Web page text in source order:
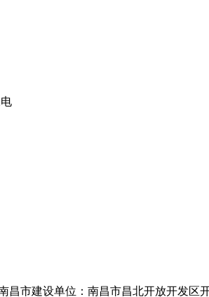
昌市建设单位：南昌市昌北开放开发区